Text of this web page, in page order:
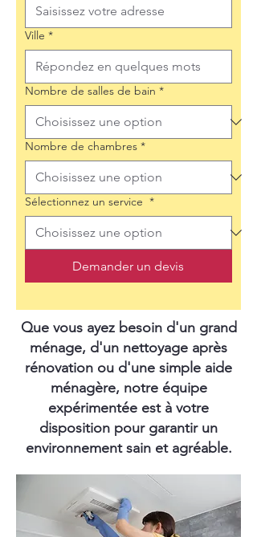
Ville *
Nombre de salles de bain *
Nombre de chambres *
Sélectionnez un service *
Demander un devis
Que vous ayez besoin d'un grand
ménage, d'un nettoyage après
rénovation ou d'une simple aide
ménagère, notre équipe
expérimentée est à votre
disposition pour garantir un
environnement sain et agréable.